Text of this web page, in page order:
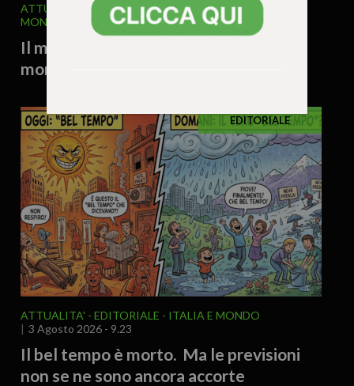
ATTUALITA' ECONOMIA EDITORIALE
ITALIA E
MONDO
4 Agosto 2026 - 9.53
Il mezzo litro d’acqua a 2,90 euro e la
morale perduta del mercato
EDITORIALE
ATTUALITA' EDITORIALE
ITALIA E MONDO
3 Agosto 2026 - 9.23
Il bel tempo è morto. Ma le previsioni
non se ne sono ancora accorte